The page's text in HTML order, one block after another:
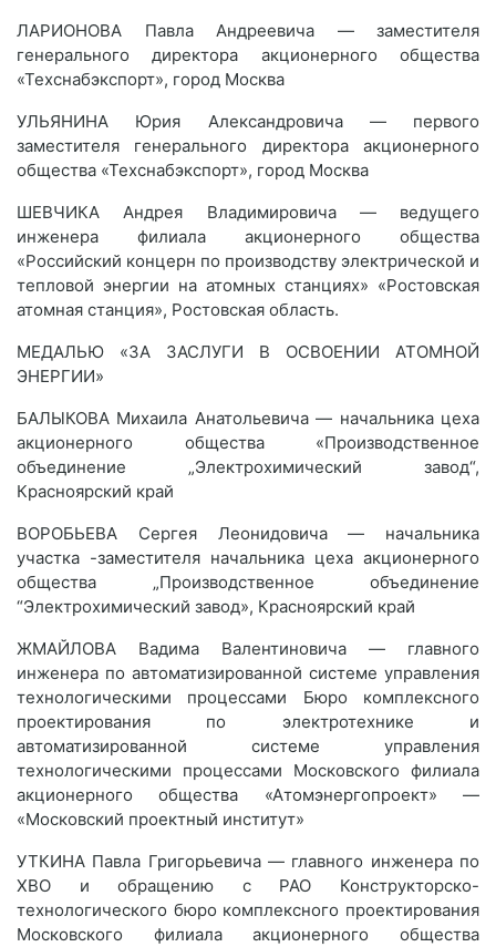
ЛАРИОНОВА Павла Андреевича — заместителя
генерального директора акционерного общества
«Техснабэкспорт», город Москва
УЛЬЯНИНА Юрия Александровича — первого
заместителя генерального директора акционерного
общества «Техснабэкспорт», город Москва
ШЕВЧИКА Андрея Владимировича — ведущего
инженера филиала акционерного общества
«Российский концерн по производству электрической и
тепловой энергии на атомных станциях» «Ростовская
атомная станция», Ростовская область.
МЕДАЛЬЮ «ЗА ЗАСЛУГИ В ОСВОЕНИИ АТОМНОЙ
ЭНЕРГИИ»
БАЛЫКОВА Михаила Анатольевича — начальника цеха
акционерного общества «Производственное
объединение „Электрохимический завод“,
Красноярский край
ВОРОБЬЕВА Сергея Леонидовича — начальника
участка -заместителя начальника цеха акционерного
общества „Производственное объединение
“Электрохимический завод», Красноярский край
ЖМАЙЛОВА Вадима Валентиновича — главного
инженера по автоматизированной системе управления
технологическими процессами Бюро комплексного
проектирования по электротехнике и
автоматизированной системе управления
технологическими процессами Московского филиала
акционерного общества «Атомэнергопроект» —
«Московский проектный институт»
УТКИНА Павла Григорьевича — главного инженера по
ХВО и обращению с РАО Конструкторско-
технологического бюро комплексного проектирования
Московского филиала акционерного общества